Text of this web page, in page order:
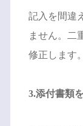
記入を間違
ません。二
修正します。
3.添付書類